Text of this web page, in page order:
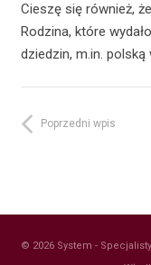
Cieszę się również,
Rodzina, które
dziedzin, m.in.
Poprzedni wpis
© 2026 System -